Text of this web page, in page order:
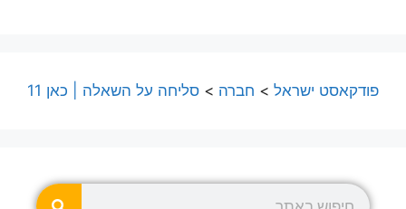
פודקאסט ישראל > חברה > סליחה על השאלה | כאן 11